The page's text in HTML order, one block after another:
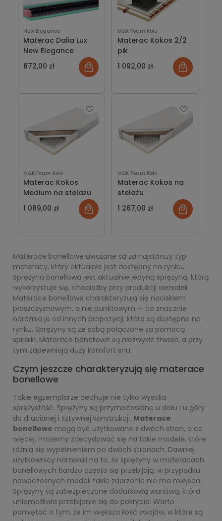
New Elegance
Materac Dalia Lux
New Elegance
872,00 zł
M&K Foam Koło
Materac Kokos 2/2
pik
1 092,00 zł
M&K Foam Koło
Materac Kokos
Medium na stelażu
1 089,00 zł
M&K Foam Koło
Materac Kokos na
stelażu
1 267,00 zł
Materace bonellowe uważane są za najstarszy typ
materacy, który aktualnie jest dostępny na rynku.
Sprężyna bonellowa jest aktualnie jedyną sprężyną, którą
wykorzystuje się, chociażby przy produkcji wersalek.
Materace bonellowe charakteryzują się naciskiem
płaszczyznowym, a nie punktowym — co znacznie
odróżnia je od innych propozycji, które są dostępne na
rynku. Sprężyny są ze sobą połączone za pomocą
spiralki. Materace bonellowe są niezwykle trwałe, a przy
tym zapewniają duży komfort snu.
Czym jeszcze charakteryzują się materace
bonellowe
Takie egzemplarze cechuje nie tylko wysoka
sprężystość. Sprężyny są przymocowane u dołu i u góry
do drucianej i sztywnej konstrukcji. Materace
bonellowe mogą być użytkowane z dwóch stron, a co
więcej, możemy zdecydować się na takie modele, które
różnią się wypełnieniem po dwóch stronach. Dawniej
użytkownicy narzekali na to, że sprężyny w materacach
bonellowych bardzo często się przebijają, w przypadku
nowoczesnych modeli takie zdarzenie nie ma miejsca.
Sprężyny są zabezpieczone dodatkową warstwą, która
uniemożliwia przebijanie się do pokrycia. Warto
pamiętać o tym, że im większa ilość zwojów, w które są